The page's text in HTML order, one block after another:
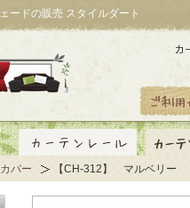
ードの販売 スタイルダート
バー 【CH-312】 マルベリー